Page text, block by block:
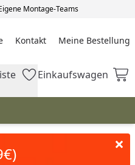
Montage-Teams
Kontakt Meine Bestellung
Meine Bestellung
Einkaufswagen
Einkaufswagen